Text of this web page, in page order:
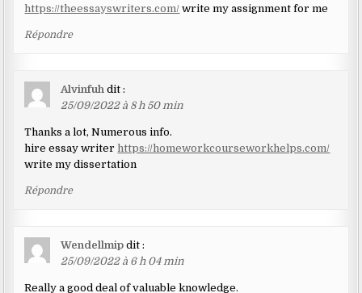
https://theessayswriters.com/ write my assignment for me
Répondre
Alvinfuh dit :
25/09/2022 à 8 h 50 min
Thanks a lot, Numerous info.
hire essay writer https://homeworkcourseworkhelps.com/
write my dissertation
Répondre
Wendellmip dit :
25/09/2022 à 6 h 04 min
Really a good deal of valuable knowledge.